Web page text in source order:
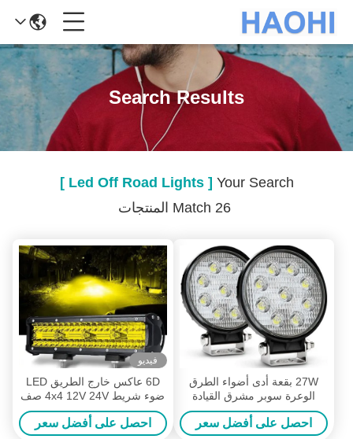
Search Results
Your Search
[ Led Off Road Lights ]
27W بقعة أدى أضواء الطرق
الوعرة سوبر مشرق القيادة
الضباب الخفيف لشاحنة SUV
احصل على أفضل سعر
فيديو
6D عاكس خارج الطريق LED
ضوء شريط 4x4 12V 24V صف
واحد للسيارات LED ضوء شريط
احصل على أفضل سعر